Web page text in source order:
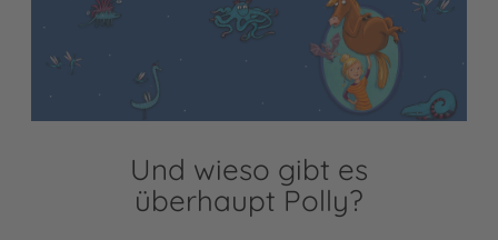
Und wieso gibt es
überhaupt Polly?